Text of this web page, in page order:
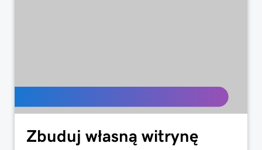
Zbuduj własną witrynę